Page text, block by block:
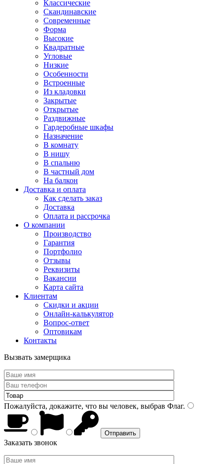
Классические
Скандинавские
Современные
Форма
Высокие
Квадратные
Угловые
Низкие
Особенности
Встроенные
Из кладовки
Закрытые
Открытые
Раздвижные
Гардеробные шкафы
Назначение
В комнату
В нишу
В спальню
В частный дом
На балкон
Доставка и оплата
Как сделать заказ
Доставка
Оплата и рассрочка
О компании
Производство
Гарантия
Портфолио
Отзывы
Реквизиты
Вакансии
Карта сайта
Клиентам
Скидки и акции
Онлайн-калькулятор
Вопрос-ответ
Оптовикам
Контакты
Вызвать замерщика
Пожалуйста, докажите, что вы человек, выбрав Флаг.
Заказать звонок